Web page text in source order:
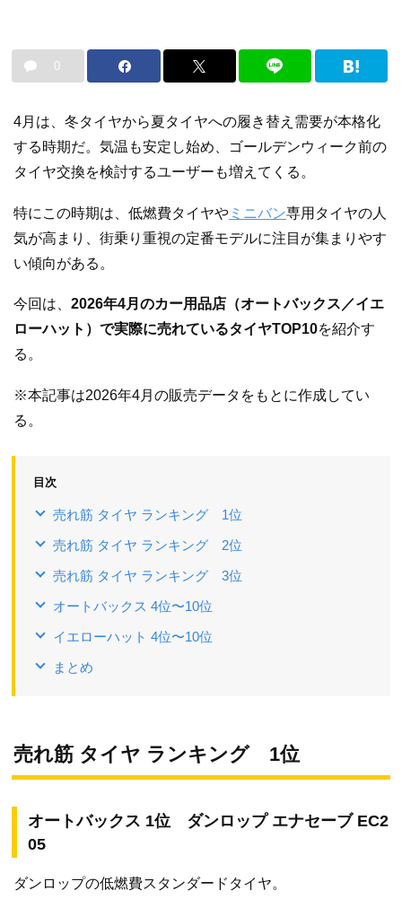
0
4月は、冬タイヤから夏タイヤへの履き替え需要が本格化
する時期だ。気温も安定し始め、ゴールデンウィーク前の
タイヤ交換を検討するユーザーも増えてくる。
特にこの時期は、低燃費タイヤや ミニバン専用タイヤの人
気が高まり、街乗り重視の定番モデルに注目が集まりやす
い傾向がある。
今回は、 2026年4月のカー用品店（オートバックス／イエ
ローハット）で実際に売れているタイヤTOP10を紹介す
る。
※本記事は2026年4月の販売データをもとに作成してい
る。
目次
売れ筋 タイヤ ランキング 1位
売れ筋 タイヤ ランキング 2位
売れ筋 タイヤ ランキング 3位
オートバックス 4位〜10位
イエローハット 4位〜10位
まとめ
売れ筋 タイヤ ランキング 1位
オートバックス 1位 ダンロップ エナセーブ EC2
05
ダンロップの低燃費スタンダードタイヤ。